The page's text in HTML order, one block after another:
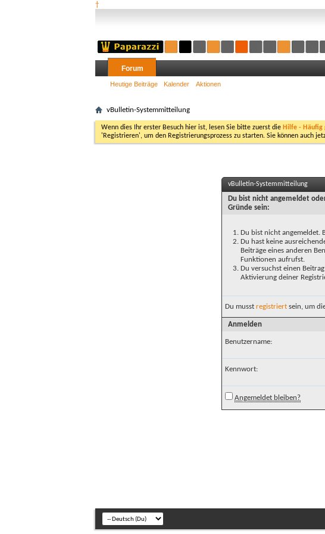
†
Forum
Heutige Beiträge Kalender Aktionen
vBulletin-Systemmitteilung
Wenn dies Ihr erster Besuch hier ist, lesen Sie bitte zuerst die Hilfe - Häufig
'Registrieren', um den Registrierungsprozess zu starten. Sie können auch
vBulletin-Systemmitteilung
Du bist nicht angemeldet
Gründe sein:
Du bist nicht angemeldet.
Du hast keine
Beiträge eines anderen
Funktionen aufrufst.
Du versuchst einen
Aktivierung deiner
Du musst registriert sein, um
Anmelden
Benutzername:
Kennwort:
Angemeldet bleiben?